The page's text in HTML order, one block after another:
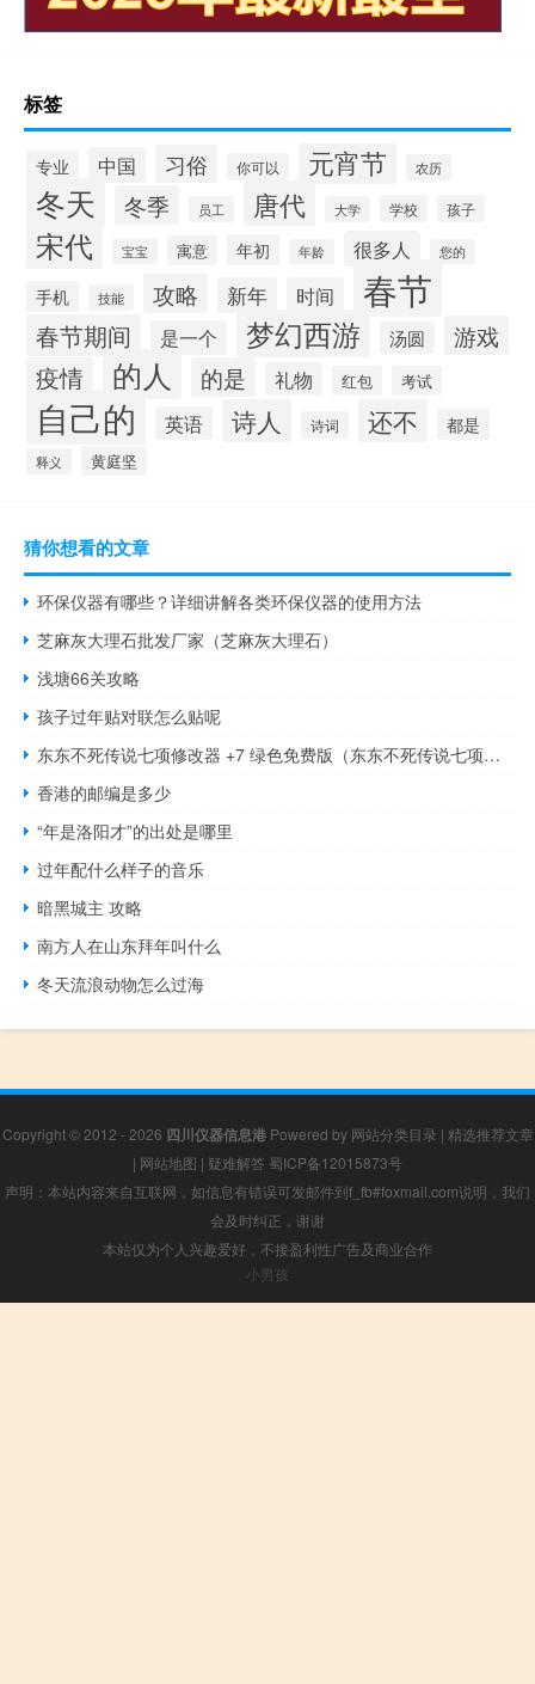
标签
专业 中国 习俗 你可以 元宵节 农历
冬天 冬季 员工 唐代 大学 学校 孩子
宋代 宝宝 寓意 年初 年龄 很多人 您的
手机 技能 攻略 新年 时间 春节
春节期间 是一个 梦幻西游 汤圆 游戏
疫情 的人 的是 礼物 红包 考试
自己的 英语 诗人 诗词 还不 都是
释义 黄庭坚
猜你想看的文章
环保仪器有哪些？详细讲解各类环保仪器的使用方法
芝麻灰大理石批发厂家（芝麻灰大理石）
浅塘66关攻略
孩子过年贴对联怎么贴呢
东东不死传说七项修改器 +7 绿色免费版（东东不死传说七项修改器 +7 绿色免费版功能简介）
香港的邮编是多少
“年是洛阳才”的出处是哪里
过年配什么样子的音乐
暗黑城主 攻略
南方人在山东拜年叫什么
冬天流浪动物怎么过海
Copyright © 2012 - 2026 四川仪器信息港Powered by 网站分类目录 | 精选推荐文章
| 网站地图 | 疑难解答 蜀ICP备12015873号
声明：本站内容来自互联网，如信息有错误可发邮件到f_fb#foxmail.com说明，我们
会及时纠正，谢谢
本站仅为个人兴趣爱好，不接盈利性广告及商业合作
小男孩